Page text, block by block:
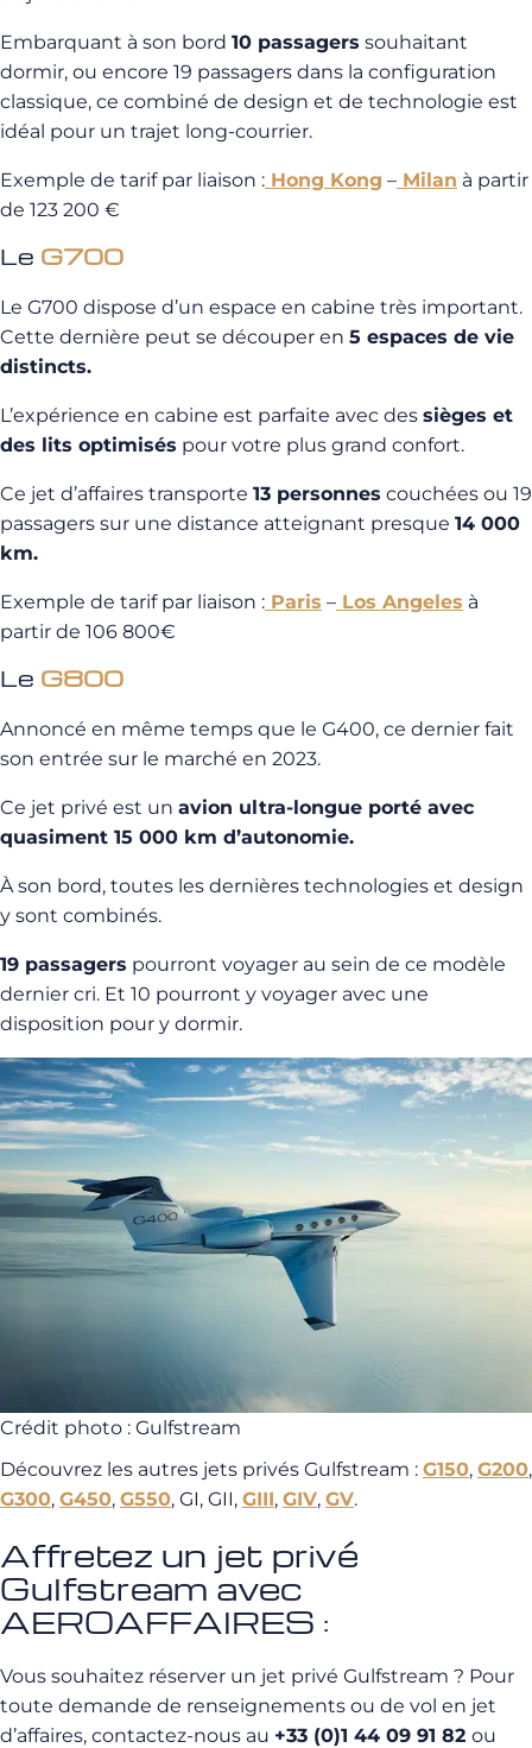
Embarquant à son bord 10 passagers souhaitant
dormir, ou encore 19 passagers dans la configuration
classique, ce combiné de design et de technologie est
idéal pour un trajet long-courrier.
Exemple de tarif par liaison : Hong Kong – Milan à partir
de 123 200 €
Le G700
Le G700 dispose d’un espace en cabine très important.
Cette dernière peut se découper en 5 espaces de vie
distincts.
L’expérience en cabine est parfaite avec des sièges et
des lits optimisés pour votre plus grand confort.
Ce jet d’affaires transporte 13 personnes couchées ou 19
passagers sur une distance atteignant presque 14 000
km.
Exemple de tarif par liaison : Paris – Los Angeles à
partir de 106 800€
Le G800
Annoncé en même temps que le G400, ce dernier fait
son entrée sur le marché en 2023.
Ce jet privé est un avion ultra-longue porté avec
quasiment 15 000 km d’autonomie.
À son bord, toutes les dernières technologies et design
y sont combinés.
19 passagers pourront voyager au sein de ce modèle
dernier cri. Et 10 pourront y voyager avec une
disposition pour y dormir.
Crédit photo : Gulfstream
Découvrez les autres jets privés Gulfstream : G150, G200,
G300, G450, G550, GI, GII, GIII, GIV, GV.
Affretez un jet privé
Gulfstream avec
AEROAFFAIRES :
Vous souhaitez réserver un jet privé Gulfstream ? Pour
toute demande de renseignements ou de vol en jet
d’affaires, contactez-nous au +33 (0)1 44 09 91 82 ou